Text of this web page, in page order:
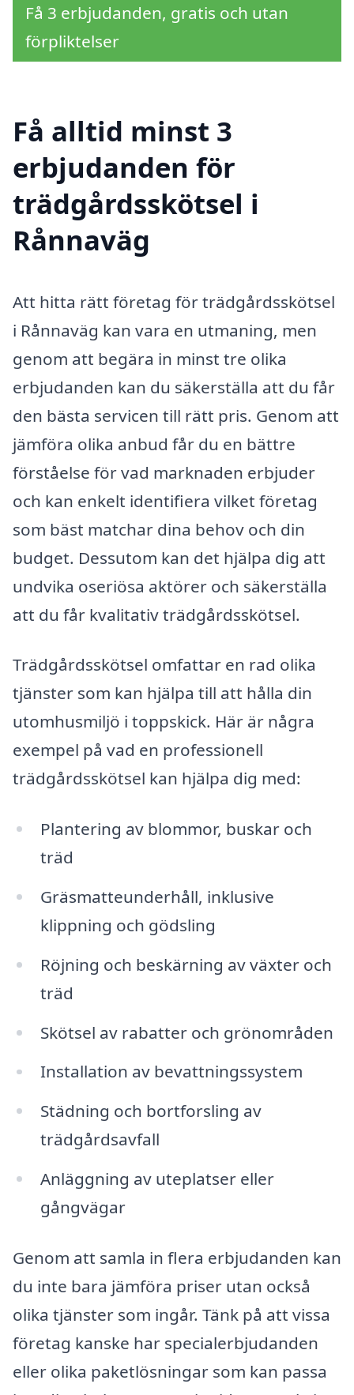
Få 3 erbjudanden, gratis och utan
förpliktelser
Få alltid minst 3
erbjudanden för
trädgårdsskötsel i
Rånnaväg
Att hitta rätt företag för trädgårdsskötsel
i Rånnaväg kan vara en utmaning, men
genom att begära in minst tre olika
erbjudanden kan du säkerställa att du får
den bästa servicen till rätt pris. Genom att
jämföra olika anbud får du en bättre
förståelse för vad marknaden erbjuder
och kan enkelt identifiera vilket företag
som bäst matchar dina behov och din
budget. Dessutom kan det hjälpa dig att
undvika oseriösa aktörer och säkerställa
att du får kvalitativ trädgårdsskötsel.
Trädgårdsskötsel omfattar en rad olika
tjänster som kan hjälpa till att hålla din
utomhusmiljö i toppskick. Här är några
exempel på vad en professionell
trädgårdsskötsel kan hjälpa dig med:
Plantering av blommor, buskar och
träd
Gräsmatteunderhåll, inklusive
klippning och gödsling
Röjning och beskärning av växter och
träd
Skötsel av rabatter och grönområden
Installation av bevattningssystem
Städning och bortforsling av
trädgårdsavfall
Anläggning av uteplatser eller
gångvägar
Genom att samla in flera erbjudanden kan
du inte bara jämföra priser utan också
olika tjänster som ingår. Tänk på att vissa
företag kanske har specialerbjudanden
eller olika paketlösningar som kan passa